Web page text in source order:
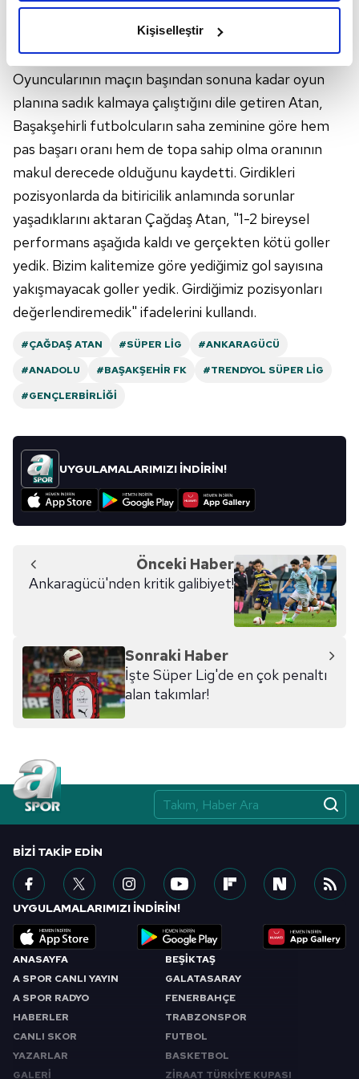
elimizden gelen çabayı gösterdiğimizi ve bu noktada,
kalemimiz olduğunu sizlere hatırlatmak isteriz.
Her halükârda, kullanıcılar, bu çerezlere izin vermedikleri
takdirde, kullanıcılara hedefli reklamlar
gösterilmeyecektir."
Sizlere daha iyi bir hizmet sunabilmek için İnternet
Sitemizde kendimize ve üçüncü kişilere ait çerezler
kullanılmaktadır. Bu çerezler vasıtasıyla çeşitli kişisel
verileriniz işlenmekte olup gerekli olan çerezler bilgi
toplumu hizmetlerinin sunulması amacıyla
kullanılmaktadır. Diğer çerezler, sitemizin daha işlevsel
kılınması ve kişiselleştirilmesi ve sizlere yönelik
sınırlı olarak açık rızanız dahilinde kullanılacaktır.
Çerezlere ilişkin tercihlerinizi aşağıda yer alan panel
vasıtasıyla belirleyebilirsiniz. Çerezlere ilişkin detaylı bilgi
6698 sayılı Kişisel Verilerin Korunması Kanunu uyarınca
hazırlanmış Aydınlatma Metnimizi okumak ve sitemizde
Kişiselleştir
tarafa alınıyor da bizim maçımız burada 2 gün üst
üste 2 maç oynamak zorunda bırakılıyor" diye
konuştu.
Oyuncularının maçın başından sonuna kadar oyun
planına sadık kalmaya çalıştığını dile getiren Atan,
Başakşehirli futbolcuların saha zeminine göre hem
pas başarı oranı hem de topa sahip olma oranının
makul derecede olduğunu kaydetti. Girdikleri
pozisyonlarda da bitiricilik anlamında sorunlar
yaşadıklarını aktaran Çağdaş Atan, "1-2 bireysel
performans aşağıda kaldı ve gerçekten kötü goller
yedik. Bizim kalitemize göre yediğimiz gol sayısına
yakışmayacak goller yedik. Girdiğimiz pozisyonları
değerlendiremedik" ifadelerini kullandı.
#ÇAĞDAŞ ATAN #SÜPER LIG
#ANKARAGÜCÜ
#ANADOLU
#BAŞAKŞEHIR FK
#TRENDYOL SÜPER LIG
#GENÇLERBIRLIĞI
UYGULAMALARIMIZI İNDİRİN!
Önceki Haber
Ankaragücü'nden kritik galibiyet!
Sonraki Haber
İşte Süper Lig'de en çok penaltı
alan takımlar!
ANASAYFA
A SPOR CANLI YAYIN
A SPOR RADYO
HABERLER
CANLI SKOR
YAZARLAR
GALERİ
BEŞİKTAŞ
GALATASARAY
FENERBAHÇE
TRABZONSPOR
FUTBOL
BASKETBOL
ZİRAAT TÜRKİYE KUPASI
BIZI TAKIP EDIN
UYGULAMALARIMIZI İNDİRİN!